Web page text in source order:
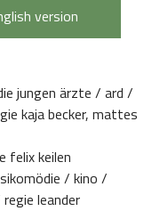
version
jungen ärzte / ard /
kaja becker, mattes
felix keilen
/ kino /
leander